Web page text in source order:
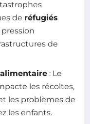
de réfugiés
de
: Le
les récoltes,
les problèmes de
les enfants.